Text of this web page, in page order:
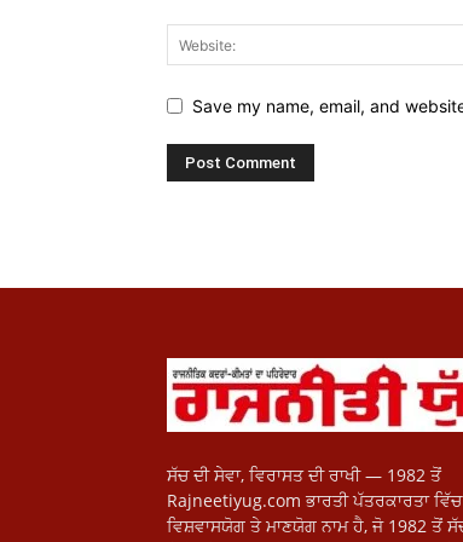
Save my name, email, and
ਸੱਚ ਦੀ ਸੇਵਾ, ਵਿਰਾਸਤ ਦੀ ਰਾਖੀ — 1982 ਤੋਂ
Rajneetiyug.com ਭਾਰਤੀ ਪੱਤਰਕਾਰਤਾ
ਵਿਸ਼ਵਾਸਯੋਗ ਤੇ ਮਾਣਯੋਗ ਨਾਮ ਹੈ, ਜੋ 1982 ਤੋਂ